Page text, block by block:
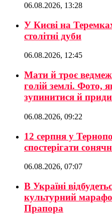
06.08.2026, 13:28
У Києві на
столітні дуби
06.08.2026, 12:45
Мати й троє
голій землі. Фото,
зупинитися й
06.08.2026, 09:22
12 серпня у
спостерігати
06.08.2026, 07:07
В Україні
культурний
Прапора